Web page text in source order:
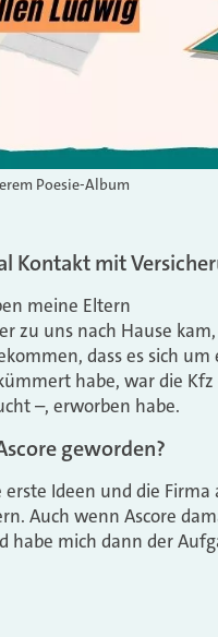
Poesie-Album
Kontakt mit
meine Eltern
zu uns nach Hause
dass es sich
habe, war die
–, erworben habe.
geworden?
Ideen und die
Auch wenn Ascore
habe mich dann der